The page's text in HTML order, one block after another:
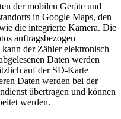
der mobilen Geräte und
in Google Maps, den
die integrierte Kamera. Die
auftragsbezogen
der Zähler elektronisch
Daten werden
auf der SD-Karte
Daten werden bei der
übertragen und können
werden.